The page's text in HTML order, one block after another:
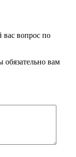
вопрос по
вам